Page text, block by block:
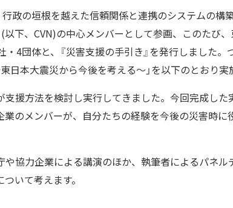
政の垣根を越えた信頼関係と連携のシステムの構
以下、CVN)の中心メンバーとして参画、このたび
4団体と、『災害支援の手引き』を発行しました。
日本大震災から今後を考える〜」を以下のとおり実
援方法を検討し実行してきました。今回完成した
のメンバーが、自分たちの経験を今後の災害時に
協力企業による講演のほか、執筆者によるパネル
いて考えます。